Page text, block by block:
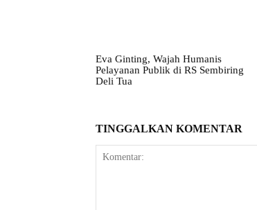
Eva Ginting, Wajah Humanis
Pelayanan Publik di RS Sembiring
Deli Tua
TINGGALKAN KOMENTAR